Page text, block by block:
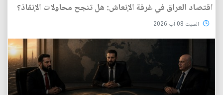
اقتصاد العراق في غرفة الإنعاش: هل تنجح محاولات الإنقاذ؟
السبت 08 آب 2026